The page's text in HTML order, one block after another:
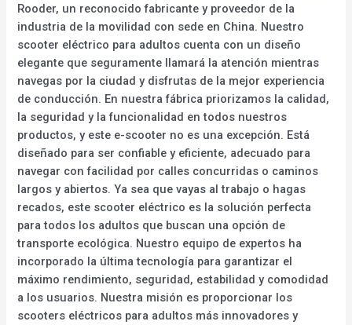
Rooder, un reconocido fabricante y proveedor de la
industria de la movilidad con sede en China. Nuestro
scooter eléctrico para adultos cuenta con un diseño
elegante que seguramente llamará la atención mientras
navegas por la ciudad y disfrutas de la mejor experiencia
de conducción. En nuestra fábrica priorizamos la calidad,
la seguridad y la funcionalidad en todos nuestros
productos, y este e-scooter no es una excepción. Está
diseñado para ser confiable y eficiente, adecuado para
navegar con facilidad por calles concurridas o caminos
largos y abiertos. Ya sea que vayas al trabajo o hagas
recados, este scooter eléctrico es la solución perfecta
para todos los adultos que buscan una opción de
transporte ecológica. Nuestro equipo de expertos ha
incorporado la última tecnología para garantizar el
máximo rendimiento, seguridad, estabilidad y comodidad
a los usuarios. Nuestra misión es proporcionar los
scooters eléctricos para adultos más innovadores y